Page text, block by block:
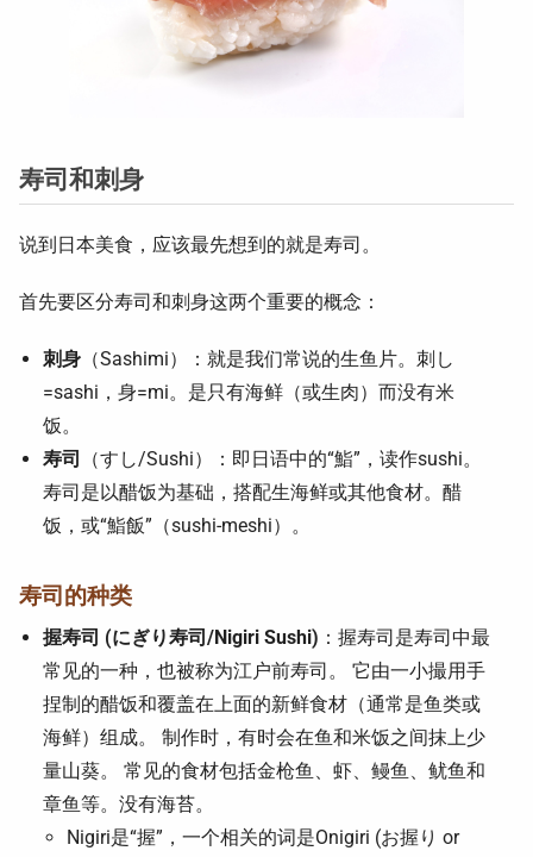
寿司和刺身
说到日本美食，应该最先想到的就是寿司。
首先要区分寿司和刺身这两个重要的概念：
刺身 （Sashimi）：就是我们常说的生鱼片。刺し
=sashi，身=mi。是只有海鲜（或生肉）而没有米
饭。
寿司
（すし/Sushi）：即日语中的“鮨”，读作sushi。
寿司是以醋饭为基础，搭配生海鲜或其他食材。醋
饭，或“鮨飯”（sushi-meshi）。
寿司的种类
握寿司 (にぎり寿司/Nigiri Sushi) ：握寿司是寿司中最
常见的一种，也被称为江户前寿司。 它由一小撮用手
捏制的醋饭和覆盖在上面的新鲜食材（通常是鱼类或
海鲜）组成。 制作时，有时会在鱼和米饭之间抹上少
量山葵。 常见的食材包括金枪鱼、虾、鳗鱼、鱿鱼和
章鱼等。没有海苔。
Nigiri是“握”，一个相关的词是Onigiri (お握り or